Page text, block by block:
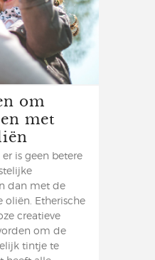
om
met
er is geen betere
dan met de
oliën. Etherische
creatieve
om de
tintje te